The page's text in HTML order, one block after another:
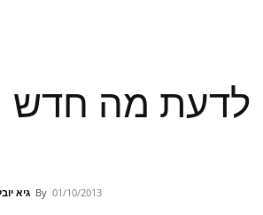
לדעת מה חדש
By גיא 01/10/2013